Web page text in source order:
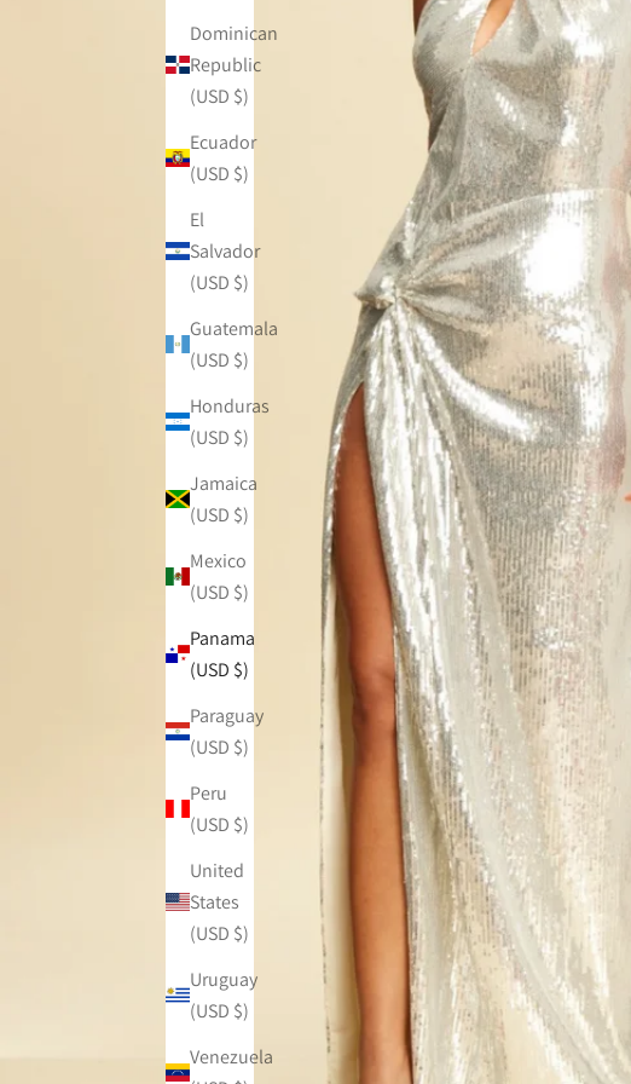
Dominican
Republic
(USD $)
Ecuador
(USD $)
El
Salvador
(USD $)
Guatemala
(USD $)
Honduras
(USD $)
Jamaica
(USD $)
Mexico
(USD $)
Panama
(USD $)
Paraguay
(USD $)
Peru
(USD $)
United
States
(USD $)
Uruguay
(USD $)
Venezuela